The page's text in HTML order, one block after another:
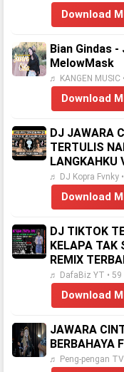
Download
Bian Gindas -
MelowMask
♬ KANGEN
Download
DJ JAWARA
TERTULIS
LANGKAHKU
♬ DJ Kopra Fvnky
Download
DJ TIKTOK
KELAPA TAK
REMIX
♬ DafaBiz YT •
Download
JAWARA
BERBAHAYA
♬ Peng-pengan